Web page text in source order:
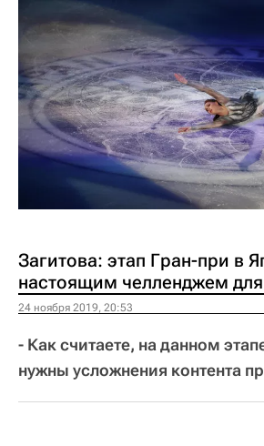
Загитова: этап Гран-при в
настоящим челленджем
24 ноября 2019, 20:53
- Как считаете, на данном
нужны усложнения контента